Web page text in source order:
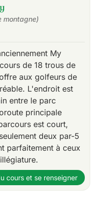
montagne)
My
de 18 trous de
aux golfeurs de
L'endroit est
entre le parc
principale
est court,
deux par-5
parfaitement à ceux
cours et se renseigner